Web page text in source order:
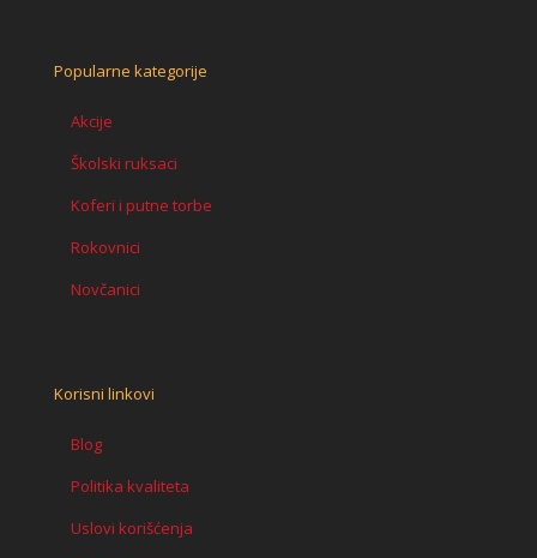
Popularne kategorije
Akcije
Školski ruksaci
Koferi i putne torbe
Rokovnici
Novčanici
Korisni linkovi
Blog
Politika kvaliteta
Uslovi korišćenja